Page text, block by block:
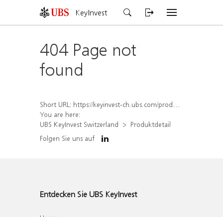
KeyInvest
404 Page not
found
Short URL: https://keyinvest-ch.ubs.com/produkt/detail/index/isin/CH1574369224
You are here:
UBS KeyInvest Switzerland
Produktdetail
Folgen Sie uns auf
Entdecken Sie UBS KeyInvest